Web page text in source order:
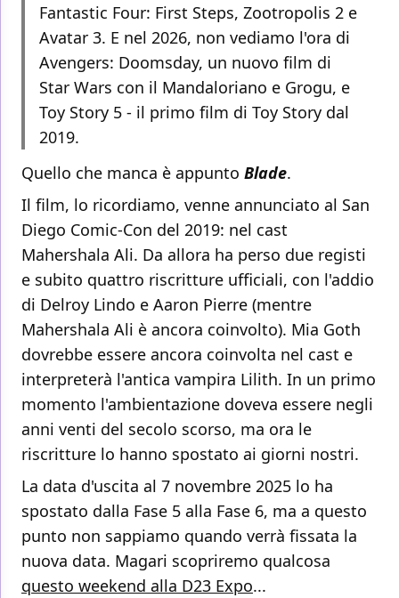
Fantastic Four: First Steps, Zootropolis 2 e
Avatar 3. E nel 2026, non vediamo l'ora di
Avengers: Doomsday, un nuovo film di
Star Wars con il Mandaloriano e Grogu, e
Toy Story 5 - il primo film di Toy Story dal
2019.
Quello che manca è appunto Blade.
Il film, lo ricordiamo, venne annunciato al San
Diego Comic-Con del 2019: nel cast
Mahershala Ali. Da allora ha perso due registi
e subito quattro riscritture ufficiali, con l'addio
di Delroy Lindo e Aaron Pierre (mentre
Mahershala Ali è ancora coinvolto). Mia Goth
dovrebbe essere ancora coinvolta nel cast e
interpreterà l'antica vampira Lilith. In un primo
momento l'ambientazione doveva essere negli
anni venti del secolo scorso, ma ora le
riscritture lo hanno spostato ai giorni nostri.
La data d'uscita al 7 novembre 2025 lo ha
spostato dalla Fase 5 alla Fase 6, ma a questo
punto non sappiamo quando verrà fissata la
nuova data. Magari scopriremo qualcosa
questo weekend alla D23 Expo...